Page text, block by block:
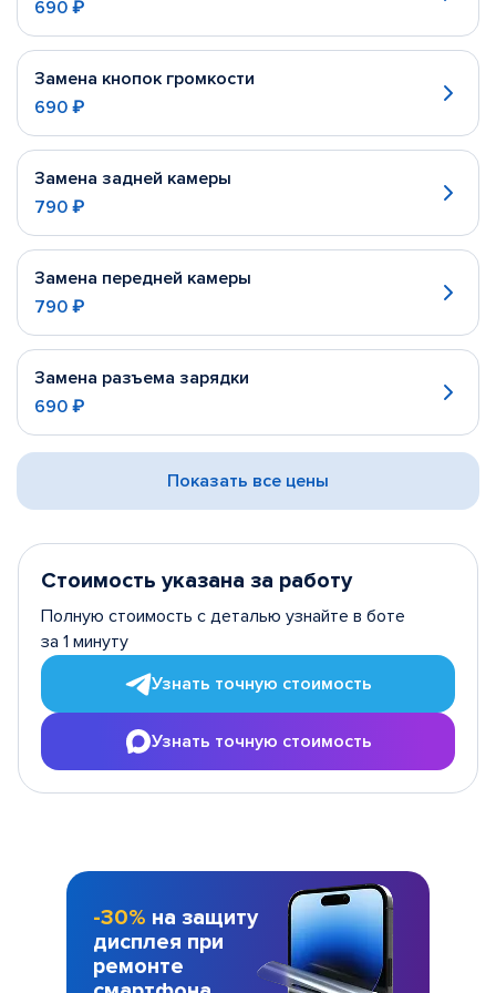
690 ₽
Замена кнопок громкости
690 ₽
Замена задней камеры
790 ₽
Замена передней камеры
790 ₽
Замена разъема зарядки
690 ₽
Показать все цены
Стоимость указана за работу
Полную стоимость с деталью узнайте в боте
за 1 минуту
Узнать точную стоимость
Узнать точную стоимость
-30% на защиту
дисплея при
ремонте